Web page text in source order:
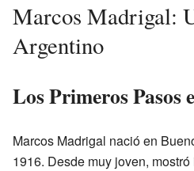
Marcos Madrigal:
Argentino
Los Primeros Pasos
Marcos Madrigal nació en
1916. Desde muy joven,